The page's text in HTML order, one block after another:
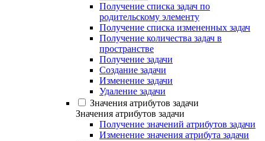
Получение списка задач по
родительскому элементу
Получение списка измененных задач
Получение количества задач в
пространстве
Получение задачи
Создание задачи
Изменение задачи
Удаление задачи
Значения атрибутов задачи
Значения атрибутов задачи
Получение значений атрибутов задачи
Изменение значения атрибута задачи